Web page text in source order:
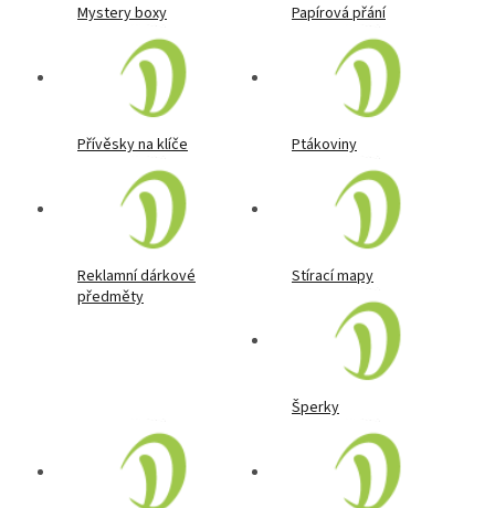
Mystery boxy Papírová přání
Přívěsky na klíče Ptákoviny
Reklamní dárkové
předměty
Stírací mapy
Šperky